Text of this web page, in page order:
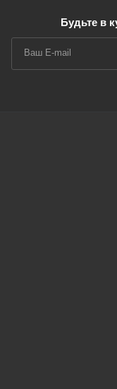
Будьте в